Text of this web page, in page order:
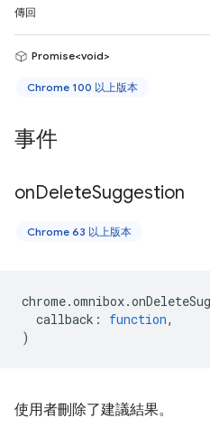
傳回
Promise<void>
Chrome 100 以上版本
事件
onDeleteSuggestion
Chrome 63 以上版本
chrome.omnibox.
callback : function,
)
使用者刪除了建議結果。